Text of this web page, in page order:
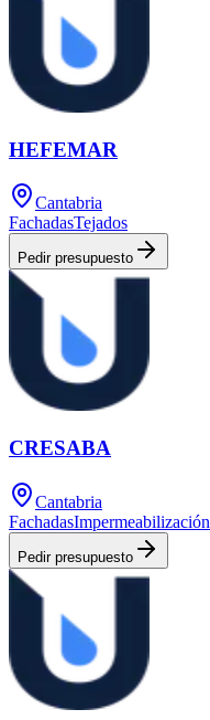
HEFEMAR
Cantabria
FachadasTejados
Pedir presupuesto
CRESABA
Cantabria
FachadasImpermeabilización
Pedir presupuesto